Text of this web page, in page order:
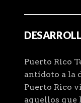
Puerto Rico
antídoto a la
Puerto Rico
aquellos que